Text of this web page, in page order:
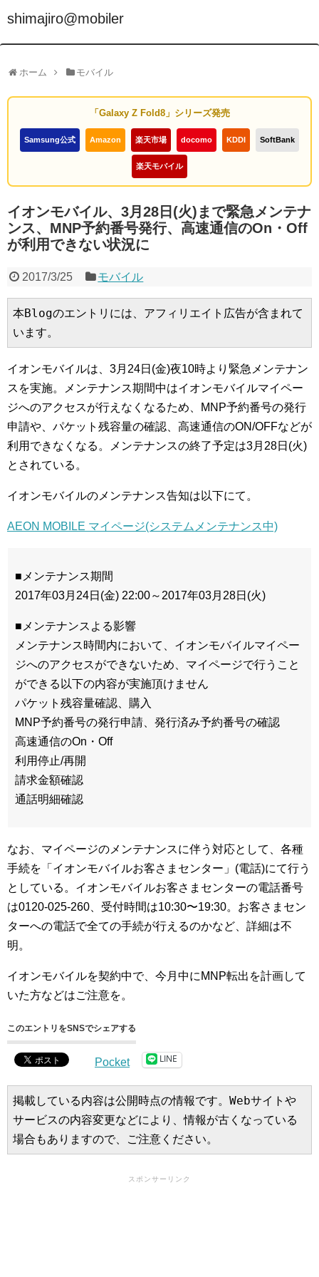
shimajiro@mobiler
ホーム モバイル
「Galaxy Z Fold8」シリーズ発売
Samsung公式 Amazon 楽天市場 docomo KDDI SoftBank
楽天モバイル
イオンモバイル、3月28日(火)まで緊急メンテナ
ンス、MNP予約番号発行、高速通信のOn・Off
が利用できない状況に
2017/3/25 モバイル
本Blogのエントリには、アフィリエイト広告が含まれて
います。
イオンモバイルは、3月24日(金)夜10時より緊急メンテナン
スを実施。メンテナンス期間中はイオンモバイルマイペー
ジへのアクセスが行えなくなるため、MNP予約番号の発行
申請や、パケット残容量の確認、高速通信のON/OFFなどが
利用できなくなる。メンテナンスの終了予定は3月28日(火)
とされている。
イオンモバイルのメンテナンス告知は以下にて。
AEON MOBILE マイページ(システムメンテナンス中)
■メンテナンス期間
2017年03月24日(金) 22:00～2017年03月28日(火)
■メンテナンスよる影響
メンテナンス時間内において、イオンモバイルマイペー
ジへのアクセスができないため、マイページで行うこと
ができる以下の内容が実施頂けません
パケット残容量確認、購入
MNP予約番号の発行申請、発行済み予約番号の確認
高速通信のOn・Off
利用停止/再開
請求金額確認
通話明細確認
なお、マイページのメンテナンスに伴う対応として、各種
手続を「イオンモバイルお客さまセンター」(電話)にて行う
としている。イオンモバイルお客さまセンターの電話番号
は0120-025-260、受付時間は10:30〜19:30。お客さまセン
ターへの電話で全ての手続が行えるのかなど、詳細は不
明。
イオンモバイルを契約中で、今月中にMNP転出を計画して
いた方などはご注意を。
このエントリをSNSでシェアする
Pocket LINE
掲載している内容は公開時点の情報です。Webサイトや
サービスの内容変更などにより、情報が古くなっている
場合もありますので、ご注意ください。
スポンサーリンク